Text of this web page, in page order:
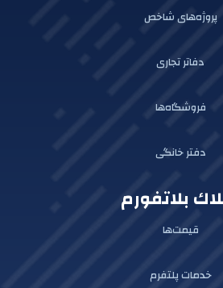
پروژه‌های شاخص
دفاتر تجاری
فروشگاه‌ها
دفتر خانگی
بلاتفورم
قیمت‌ها
خدمات پلتفرم